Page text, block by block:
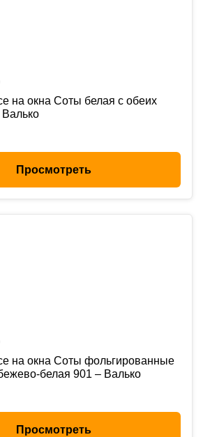
на окна Соты белая с обеих
Валько
Просмотреть
на окна Соты фольгированные
белая 901 – Валько
Просмотреть